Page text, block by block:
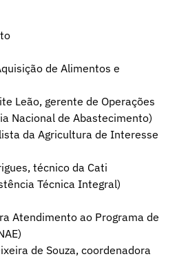
de Alimentos e
Leão, gerente de Operações
Nacional de Abastecimento)
da Agricultura de Interesse
técnico da Cati
Técnica Integral)
Atendimento ao Programa de
de Souza, coordenadora